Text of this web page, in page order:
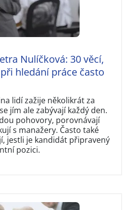
Nulíčková: 30 věcí,
hledání práce často
lidí zažije několikrát za
jím ale zabývají každý den.
pohovory, porovnávají
s manažery. Často také
jestli je kandidát připravený
pozici.